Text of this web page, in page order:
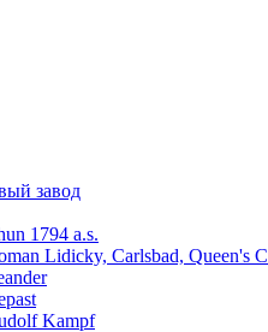
завод
1794 a.s.
Lidicky, Carlsbad, Queen's
Kampf